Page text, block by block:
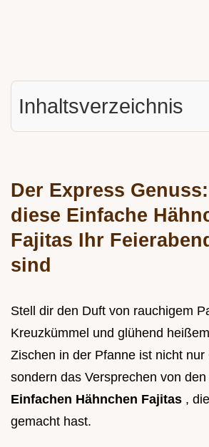
Inhaltsverzeichnis
Der Express
diese Einfache
Fajitas Ihr
sind
Stell dir den Duft von rauchigem
Kreuzkümmel und glühend
Zischen in der Pfanne ist nicht nur
sondern das Versprechen von
Einfachen Hähnchen Fajitas ,
gemacht hast.